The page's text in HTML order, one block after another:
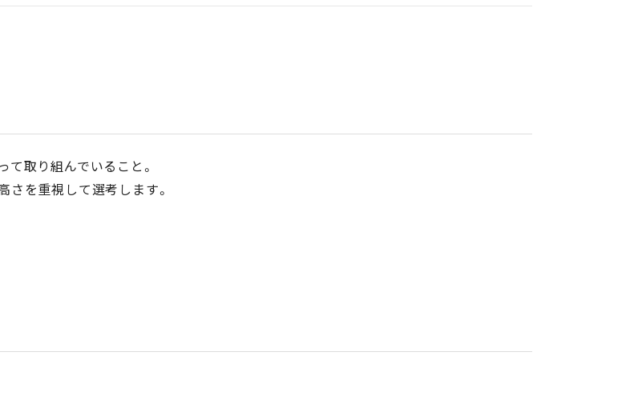
取り組んでいること。
さを重視して選考します。